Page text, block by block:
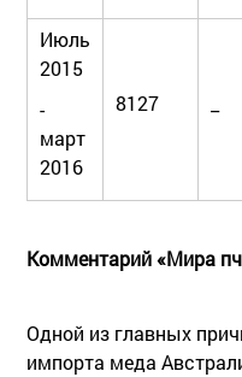
Июль
2015
-
март
2016
8127
Комментарий «Мира
Одной из главных
импорта меда